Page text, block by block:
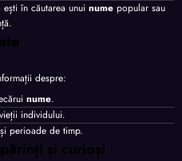
în căutarea unui nume popular sau
despre:
nume.
individului.
perioade de timp.
și curioși